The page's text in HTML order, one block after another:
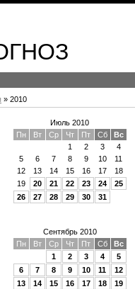
» 2010
Июль 2010
Пн
Вт Ср Чт Пт Сб
Вс
1
2 3
4
5
6 7 8 9 10
11
12
13 14 15 16 17
18
19
20 21 22 23 24
25
26
27 28 29 30 31
Сентябрь 2010
Пн
Вт Ср Чт Пт Сб
Вс
1
2 3 4
5
6
7 8 9 10 11
12
13
14 15 16 17 18
19